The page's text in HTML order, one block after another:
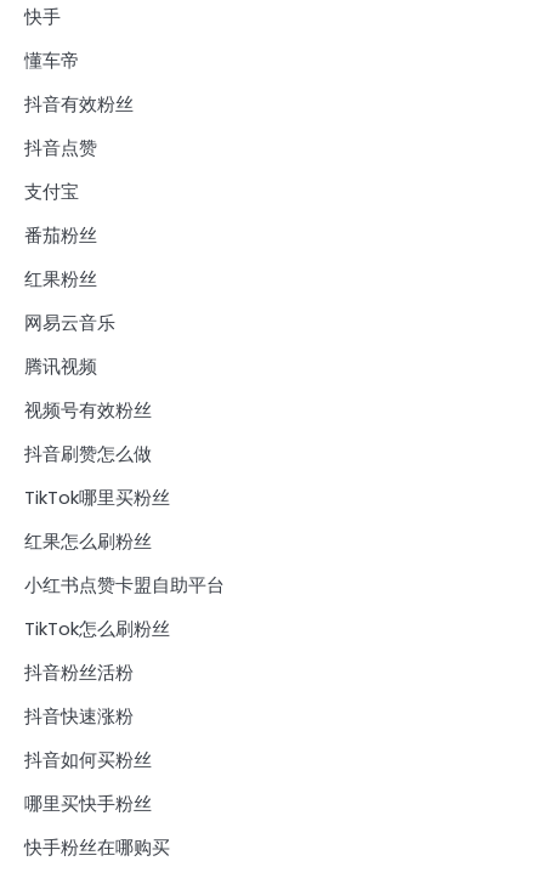
快手
懂车帝
抖音有效粉丝
抖音点赞
支付宝
番茄粉丝
红果粉丝
网易云音乐
腾讯视频
视频号有效粉丝
抖音刷赞怎么做
TikTok哪里买粉丝
红果怎么刷粉丝
小红书点赞卡盟自助平台
TikTok怎么刷粉丝
抖音粉丝活粉
抖音快速涨粉
抖音如何买粉丝
哪里买快手粉丝
快手粉丝在哪购买